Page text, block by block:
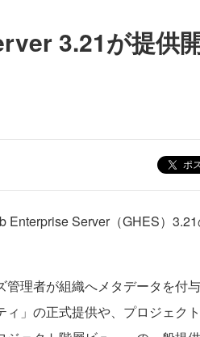
3.21が提供
ポ
Server（GHES）
理者が組織へメタデータを付
」の正式提供や、プロジェク